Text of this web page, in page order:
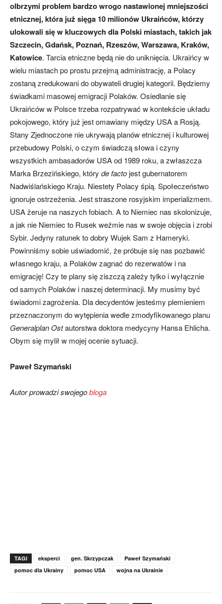
olbrzymi problem bardzo wrogo nastawionej mniejszości
etnicznej, która już sięga 10 milionów Ukraińców, którzy
ulokowali się w kluczowych dla Polski miastach, takich jak
Szczecin, Gdańsk, Poznań, Rzeszów, Warszawa, Kraków,
Katowice. Tarcia etniczne będą nie do uniknięcia. Ukraińcy w
wielu miastach po prostu przejmą administrację, a Polacy
zostaną zredukowani do obywateli drugiej kategorii. Będziemy
świadkami masowej emigracji Polaków. Osiedlanie się
Ukraińców w Polsce trzeba rozpatrywać w kontekście układu
pokojowego, który już jest omawiany między USA a Rosją.
Stany Zjednoczone nie ukrywają planów etnicznej i kulturowej
przebudowy Polski, o czym świadczą słowa i czyny
wszystkich ambasadorów USA od 1989 roku, a zwłaszcza
Marka Brzezińskiego, który de factojest gubernatorem
Nadwiślańskiego Kraju. Niestety Polacy śpią. Społeczeństwo
ignoruje ostrzeżenia. Jest straszone rosyjskim imperializmem.
USA żeruje na naszych fobiach. A to Niemiec nas skolonizuje,
a jak nie Niemiec to Rusek weźmie nas w swoje objęcia i zrobi
Sybir. Jedyny ratunek to dobry Wujek Sam z Hameryki.
Powinniśmy sobie uświadomić, że próbuje się nas pozbawić
własnego kraju, a Polaków zagnać do rezerwatów i na
emigrację! Czy te plany się ziszczą zależy tylko i wyłącznie
od samych Polaków i naszej determinacji. My musimy być
świadomi zagrożenia. Dla decydentów jesteśmy plemieniem
przeznaczonym do wytępienia wedle zmodyfikowanego planu
Generalplan Ostautorstwa doktora medycyny Hansa Ehlicha.
Obym się mylił w mojej ocenie sytuacji.
Paweł Szymański
Autor prowadzi swojegobloga
TAGI eksperci gen. Skrzypczak
Paweł Szymański
pomoc dla Ukrainy
pomoc USA wojna na Ukrainie